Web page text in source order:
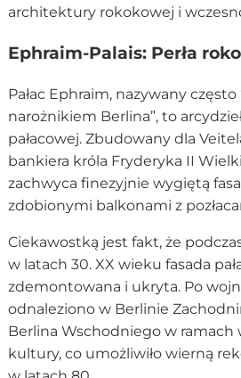
architektury rokokowej i
Ephraim-Palais: Perła
Pałac Ephraim, nazywany
narożnikiem Berlina”, to
pałacowej. Zbudowany dla
bankiera króla Fryderyka II
zachwyca finezyjnie wygiętą
zdobionymi balkonami z
Ciekawostką jest fakt, że
w latach 30. XX wieku fasada
zdemontowana i ukryta. Po
odnaleziono w Berlinie
Berlina Wschodniego w ramach
kultury, co umożliwiło wierną